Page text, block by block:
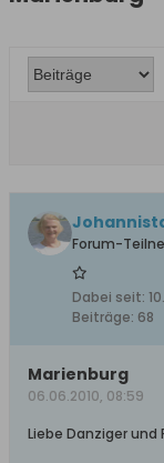
Forum-
Dabei seit:
Beiträge: 68
Marienburg
06.06.2010, 08:59
Liebe Danziger und